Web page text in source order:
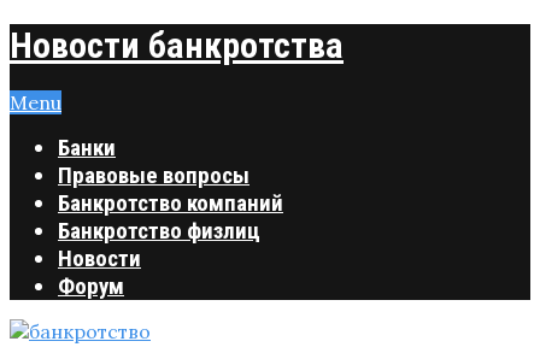
Новости банкротства
Menu
Банки
Правовые вопросы
Банкротство компаний
Банкротство физлиц
Новости
Форум